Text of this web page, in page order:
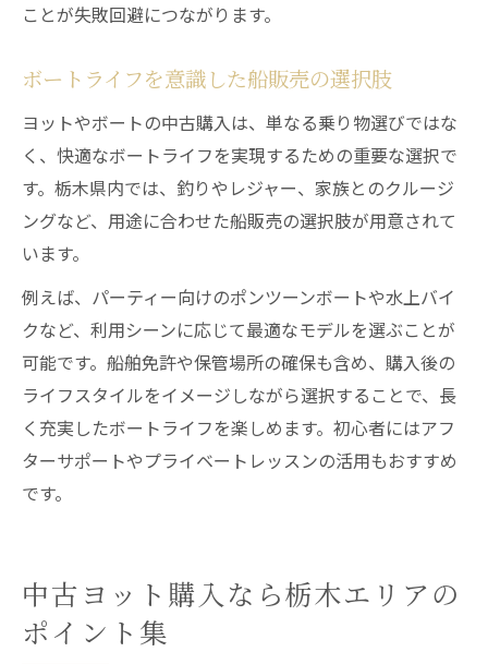
ことが失敗回避につながります。
ボートライフを意識した船販売の選択肢
ヨットやボートの中古購入は、単なる乗り物選びではな
く、快適なボートライフを実現するための重要な選択で
す。栃木県内では、釣りやレジャー、家族とのクルージ
ングなど、用途に合わせた船販売の選択肢が用意されて
います。
例えば、パーティー向けのポンツーンボートや水上バイ
クなど、利用シーンに応じて最適なモデルを選ぶことが
可能です。船舶免許や保管場所の確保も含め、購入後の
ライフスタイルをイメージしながら選択することで、長
く充実したボートライフを楽しめます。初心者にはアフ
ターサポートやプライベートレッスンの活用もおすすめ
です。
中古ヨット購入なら栃木エリアの
ポイント集